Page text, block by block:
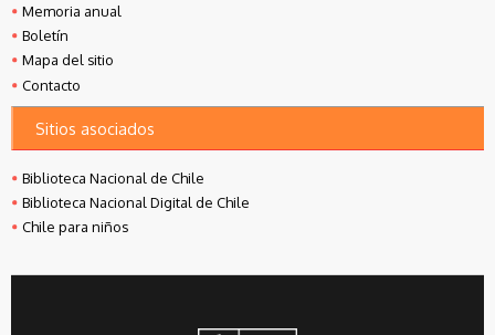
Memoria anual
Boletín
Mapa del sitio
Contacto
Sitios asociados
Biblioteca Nacional de Chile
Biblioteca Nacional Digital de Chile
Chile para niños